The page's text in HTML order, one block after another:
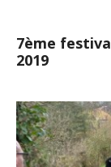
7ème
2019